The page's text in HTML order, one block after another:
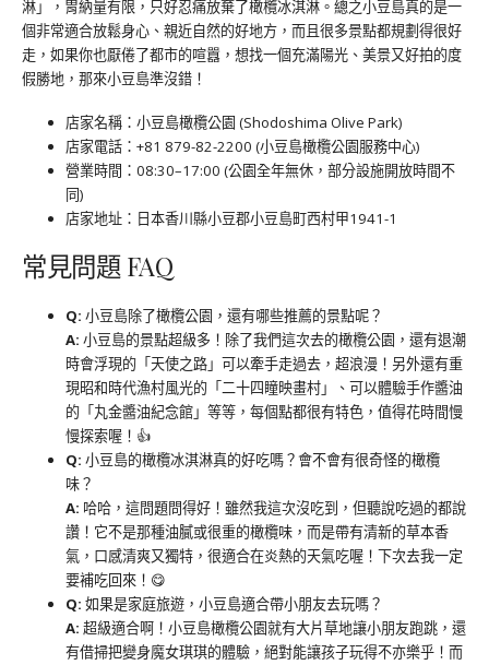
淋」，胃納量有限，只好忍痛放棄了橄欖冰淇淋。總之小豆島真的是一
個非常適合放鬆身心、親近自然的好地方，而且很多景點都規劃得很好
走，如果你也厭倦了都市的喧囂，想找一個充滿陽光、美景又好拍的度
假勝地，那來小豆島準沒錯！
店家名稱：小豆島橄欖公園 (Shodoshima Olive Park)
店家電話：+81 879-82-2200 (小豆島橄欖公園服務中心)
營業時間：08:30–17:00 (公園全年無休，部分設施開放時間不
同)
店家地址：日本香川縣小豆郡小豆島町西村甲1941-1
常見問題 FAQ
Q: 小豆島除了橄欖公園，還有哪些推薦的景點呢？
A: 小豆島的景點超級多！除了我們這次去的橄欖公園，還有退潮
時會浮現的「天使之路」可以牽手走過去，超浪漫！另外還有重
現昭和時代漁村風光的「二十四瞳映畫村」、可以體驗手作醬油
的「丸金醬油紀念館」等等，每個點都很有特色，值得花時間慢
慢探索喔！👍
Q: 小豆島的橄欖冰淇淋真的好吃嗎？會不會有很奇怪的橄欖
味？
A: 哈哈，這問題問得好！雖然我這次沒吃到，但聽說吃過的都說
讚！它不是那種油膩或很重的橄欖味，而是帶有清新的草本香
氣，口感清爽又獨特，很適合在炎熱的天氣吃喔！下次去我一定
要補吃回來！😋
Q: 如果是家庭旅遊，小豆島適合帶小朋友去玩嗎？
A: 超級適合啊！小豆島橄欖公園就有大片草地讓小朋友跑跳，還
有借掃把變身魔女琪琪的體驗，絕對能讓孩子玩得不亦樂乎！而